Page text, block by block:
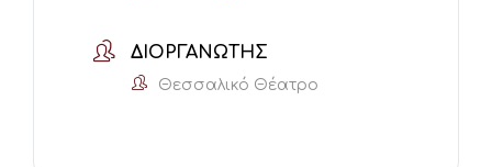
ΔΙΟΡΓΑΝΩΤΉΣ
Θεσσαλικό Θέατρο